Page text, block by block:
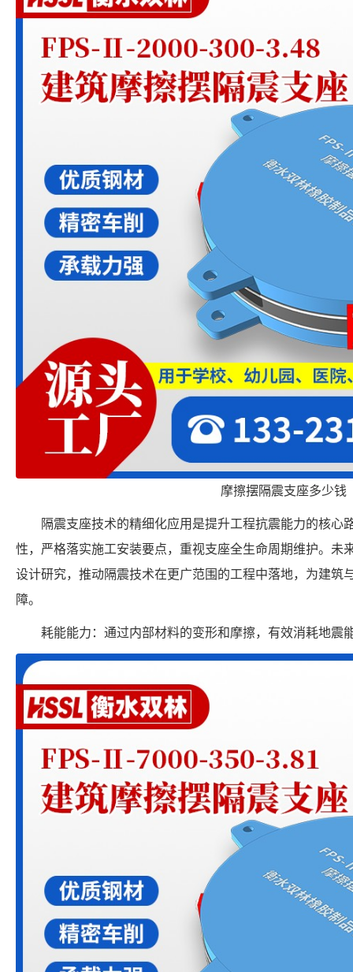
摩擦摆隔震支座多少钱
隔震支座技术的精细化应用是提升工程抗震能力的核心
性，严格落实施工安装要点，重视支座全生命周期维护。未
设计研究，推动隔震技术在更广范围的工程中落地，为建筑
障。
耗能能力：通过内部材料的变形和摩擦，有效消耗地震